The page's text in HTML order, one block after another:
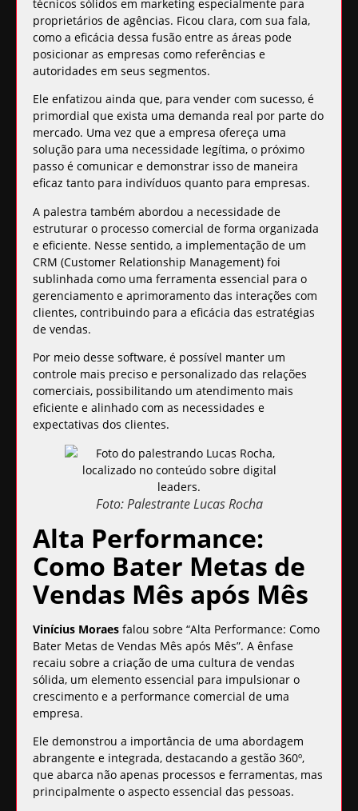
técnicos sólidos em marketing especialmente para
proprietários de agências. Ficou clara, com sua fala,
como a eficácia dessa fusão entre as áreas pode
posicionar as empresas como referências e
autoridades em seus segmentos.
Ele enfatizou ainda que, para vender com sucesso, é
primordial que exista uma demanda real por parte do
mercado. Uma vez que a empresa ofereça uma
solução para uma necessidade legítima, o próximo
passo é comunicar e demonstrar isso de maneira
eficaz tanto para indivíduos quanto para empresas.
A palestra também abordou a necessidade de
estruturar o processo comercial de forma organizada
e eficiente. Nesse sentido, a implementação de um
CRM (Customer Relationship Management) foi
sublinhada como uma ferramenta essencial para o
gerenciamento e aprimoramento das interações com
clientes, contribuindo para a eficácia das estratégias
de vendas.
Por meio desse software, é possível manter um
controle mais preciso e personalizado das relações
comerciais, possibilitando um atendimento mais
eficiente e alinhado com as necessidades e
expectativas dos clientes.
Foto: Palestrante Lucas Rocha
Alta Performance:
Como Bater Metas de
Vendas Mês após Mês
Vinícius Moraes falou sobre “Alta Performance: Como
Bater Metas de Vendas Mês após Mês”. A ênfase
recaiu sobre a criação de uma cultura de vendas
sólida, um elemento essencial para impulsionar o
crescimento e a performance comercial de uma
empresa.
Ele demonstrou a importância de uma abordagem
abrangente e integrada, destacando a gestão 360º,
que abarca não apenas processos e ferramentas, mas
principalmente o aspecto essencial das pessoas.